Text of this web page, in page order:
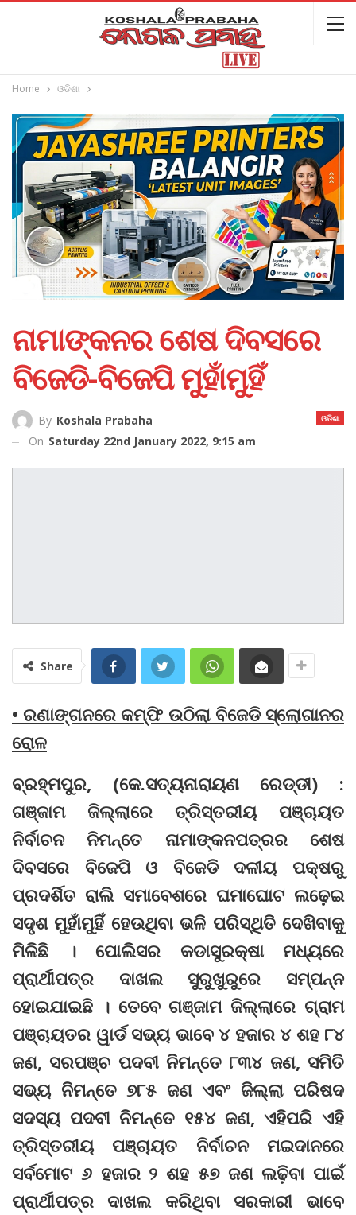
Home ଓଡିଶା
ନାମାଙ୍କନର ଶେଷ ଦିବସରେ
ବିଜେଡି-ବିଜେପି ମୁହାଁମୁହିଁ
ଓଡିଶା
By Koshala Prabaha
On Saturday 22nd January 2022, 9:15 am
Share
• ରଣାଙ୍ଗନରେ କମ୍ଫି ଉଠିଲା ବିଜେଡି ସ୍ଲୋଗାନର
ରୋଳ
ବ୍ରହ୍ମପୁର, (କେ.ସତ୍ୟନାରାୟଣ ରେଡ୍ଡୀ) :
ଗଞ୍ଜାମ ଜିଲ୍ଲାରେ ତ୍ରିସ୍ତରୀୟ ପଞ୍ଚାୟତ
ନିର୍ବାଚନ ନିମନ୍ତେ ନାମାଙ୍କନପତ୍ରର ଶେଷ
ଦିବସରେ ବିଜେପି ଓ ବିଜେଡି ଦଳୀୟ ପକ୍ଷରୁ
ପ୍ରଦର୍ଶିତ ରାଲି ସମାବେଶରେ ଘମାଘୋଟ ଲଢ଼େଇ
ସଦୃଶ ମୁହାଁମୁହିଁ ହେଉଥିବା ଭଳି ପରିସ୍ଥିତି ଦେଖିବାକୁ
ମିଳିଛି । ପୋଲିସର କଡାସୁରକ୍ଷା ମଧ୍ୟରେ
ପ୍ରାର୍ଥୀପତ୍ର ଦାଖଲ ସୁରୁଖୁରୁରେ ସମ୍ପନ୍ନ
ହୋଇଯାଇଛି । ତେବେ ଗଞ୍ଜାମ ଜିଲ୍ଲାରେ ଗ୍ରାମ
ପଞ୍ଚାୟତର ୱାର୍ଡ ସଭ୍ୟ ଭାବେ ୪ ହଜାର ୪ ଶହ ୮୪
ଜଣ, ସରପଞ୍ଚ ପଦବୀ ନିମନ୍ତେ ୮୩୪ ଜଣ, ସମିତି
ସଭ୍ୟ ନିମନ୍ତେ ୭୮୫ ଜଣ ଏବଂ ଜିଲ୍ଲା ପରିଷଦ
ସଦସ୍ୟ ପଦବୀ ନିମନ୍ତେ ୧୫୪ ଜଣ, ଏହିପରି ଏହି
ତ୍ରିସ୍ତରୀୟ ପଞ୍ଚାୟତ ନିର୍ବାଚନ ମଇଦାନରେ
ସର୍ବମୋଟ ୬ ହଜାର ୨ ଶହ ୫୭ ଜଣ ଲଢ଼ିବା ପାଇଁ
ପ୍ରାର୍ଥୀପତ୍ର ଦାଖଲ କରିଥିବା ସରକାରୀ ଭାବେ